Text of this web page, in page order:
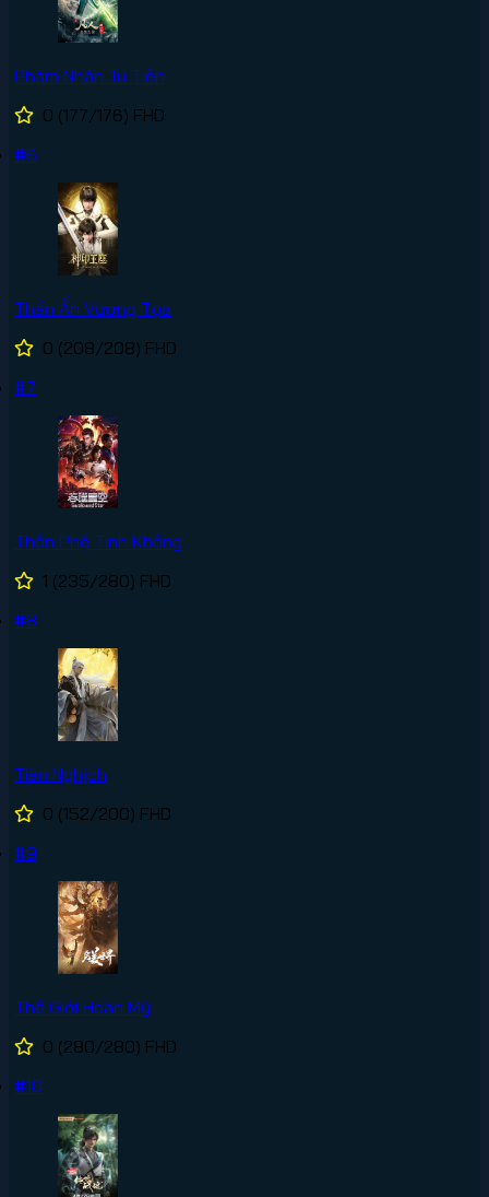
Phàm Nhân Tu Tiên
0 (177/176) FHD
#6
Thần Ấn Vương Tọa
0 (208/208) FHD
#7
Thôn Phệ Tinh Không
1 (235/280) FHD
#8
Tiên Nghịch
0 (152/200) FHD
#9
Thế Giới Hoàn Mỹ
0 (280/280) FHD
#10